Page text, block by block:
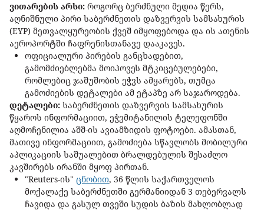
ვითარების არსი: როგორც ბერძნული მედია წერს,
აღნიშნული პირი საბერძნეთის დაზვერვის სამსახურის
(EYP) მეთვალყურეობის ქვეშ იმყოფებოდა და ის ათენის
აეროპორტში ჩაფრენისთანავე დააკავეს.
ოფიციალური პირების განცხადებით,
გამომძიებლებმა მოიპოვეს მტკიცებულებები,
რომლებიც ჯაშუშობის ეჭვს ამყარებს, თუმცა
გამოძიების დეტალები ამ ეტაპზე არ საჯაროდება.
დეტალები: საბერძნეთის დაზვერვის სამსახურის
წყაროს ინფორმაციით, ეჭვმიტანილის ტელეფონში
აღმოჩენილია აშშ-ის ავიამზიდის ფოტოები. ამასთან,
მათივე ინფორმაციით, გამოძიება სწავლობს მობილური
აპლიკაციის საშუალებით ბრალდებულის შესაძლო
კავშირებს ირანში მყოფ პირთან.
"Reuters-ის" ცნობით, 36 წლის საქართველოს
მოქალაქე საბერძნეთში გერმანიიდან 3 თებერვალს
ჩავიდა და გასულ თვეში სუდის ბაზის მახლობლად